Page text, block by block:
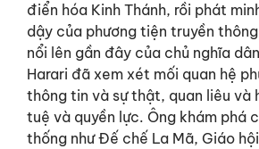
điển hóa Kinh Thánh, rồi phát
dậy của phương tiện truyền
nổi lên gần đây của chủ nghĩa
Harari đã xem xét mối quan hệ
thông tin và sự thật, quan liêu và
tuệ và quyền lực. Ông khám phá
thống như Đế chế La Mã, Giáo